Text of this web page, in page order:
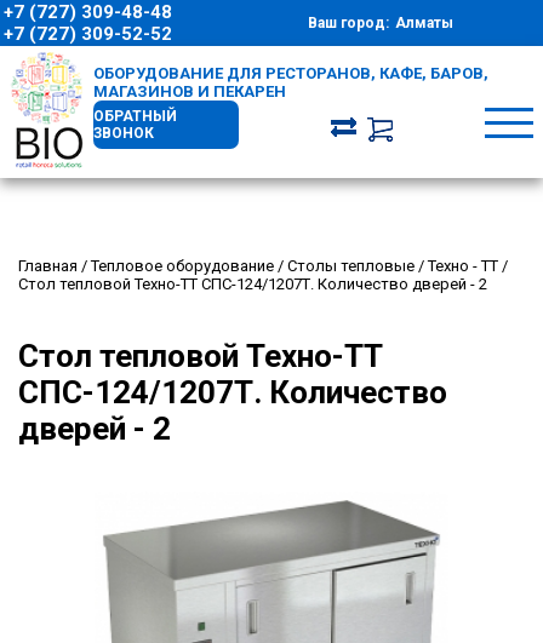
+7 (727) 309-48-48
+7 (727) 309-52-52
Ваш город: Алматы
ОБОРУДОВАНИЕ ДЛЯ РЕСТОРАНОВ, КАФЕ, БАРОВ,
МАГАЗИНОВ И ПЕКАРЕН
ОБРАТНЫЙ
ЗВОНОК
Главная /Тепловое оборудование / Столы тепловые /Техно - ТТ /
Стол тепловой Техно-ТТ СПС-124/1207Т. Количество дверей - 2
Стол тепловой Техно-ТТ
СПС-124/1207Т. Количество
дверей - 2